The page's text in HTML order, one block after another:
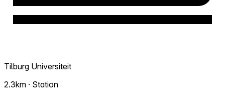
Tilburg Universiteit
2.3km · Station